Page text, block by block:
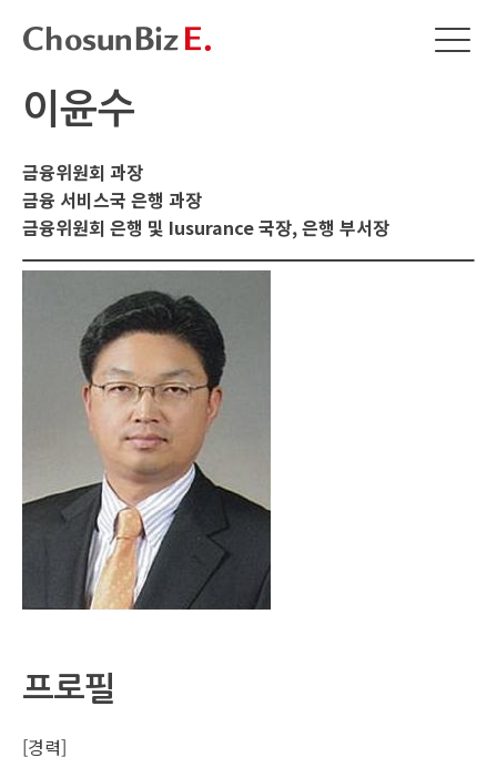
이윤수
금융위원회 과장
금융 서비스국 은행 과장
금융위원회 은행 및 Iusurance 국장, 은행 부서장
프로필
[경력]